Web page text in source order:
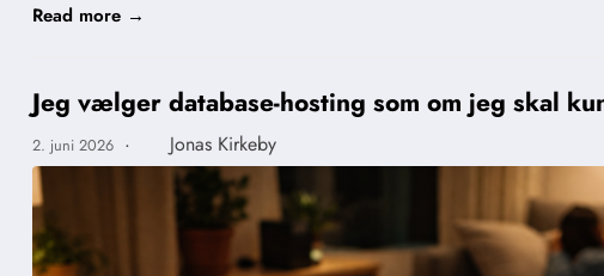
Read more →
Jeg vælger database-hosting som om jeg skal
2. juni 2026 · Jonas Kirkeby